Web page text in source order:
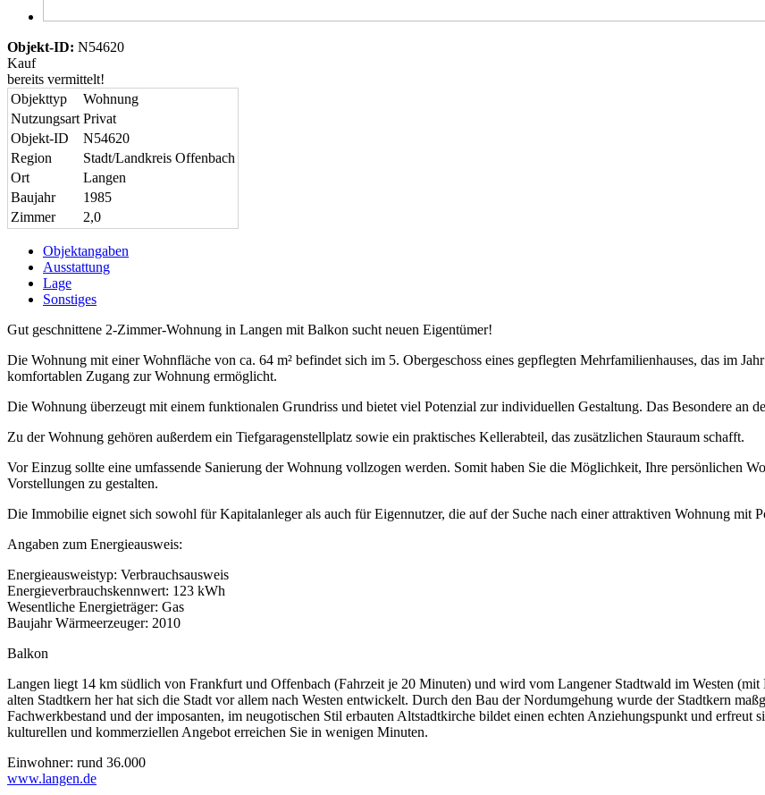
Objekt-ID: N54620
Kauf
bereits vermittelt!
Objekttyp
Wohnung
Nutzungsart Privat
Objekt-ID
N54620
Region
Stadt/Landkreis Offenbach
Ort
Langen
Baujahr
1985
Zimmer
2,0
Objektangaben
Ausstattung
Lage
Sonstiges
Gut geschnittene 2-Zimmer-Wohnung in Langen mit Balkon sucht neuen Eigentümer!
Die Wohnung mit einer Wohnfläche von ca. 64 m² befindet sich im 5. Obergeschoss eines gepflegten Mehrfamilienhauses, das im
komfortablen Zugang zur Wohnung ermöglicht.
Die Wohnung überzeugt mit einem funktionalen Grundriss und bietet viel Potenzial zur individuellen Gestaltung. Das Besondere an
Zu der Wohnung gehören außerdem ein Tiefgaragenstellplatz sowie ein praktisches Kellerabteil, das zusätzlichen Stauraum schafft.
Vor Einzug sollte eine umfassende Sanierung der Wohnung vollzogen werden. Somit haben Sie die Möglichkeit, Ihre persönlichen
Vorstellungen zu gestalten.
Die Immobilie eignet sich sowohl für Kapitalanleger als auch für Eigennutzer, die auf der Suche nach einer attraktiven Wohnung mit
Angaben zum Energieausweis:
Energieausweistyp: Verbrauchsausweis
Energieverbrauchskennwert: 123 kWh
Wesentliche Energieträger: Gas
Baujahr Wärmeerzeuger: 2010
Balkon
Langen liegt 14 km südlich von Frankfurt und Offenbach (Fahrzeit je 20 Minuten) und wird vom Langener Stadtwald im Westen (mit
alten Stadtkern her hat sich die Stadt vor allem nach Westen entwickelt. Durch den Bau der Nordumgehung wurde der Stadtkern
Fachwerkbestand und der imposanten, im neugotischen Stil erbauten Altstadtkirche bildet einen echten Anziehungspunkt und
kulturellen und kommerziellen Angebot erreichen Sie in wenigen Minuten.
Einwohner: rund 36.000
www.langen.de